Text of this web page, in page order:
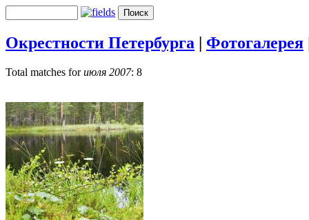
Окрестности Петербурга | Фотогалерея
Total matches forиюля 2007: 8